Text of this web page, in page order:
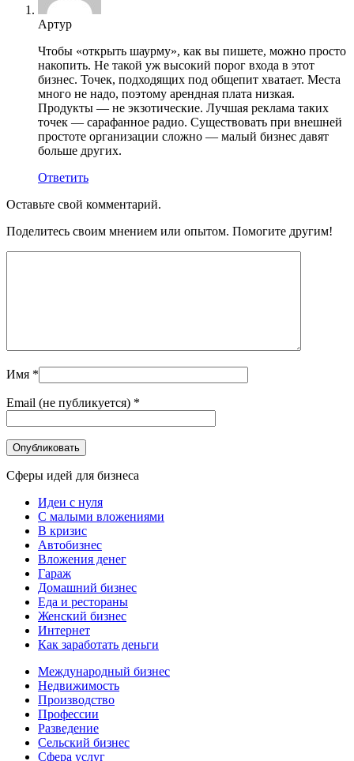
Артур
Чтобы «открыть шаурму», как вы пишете, можно просто
накопить. Не такой уж высокий порог входа в этот
бизнес. Точек, подходящих под общепит хватает. Места
много не надо, поэтому арендная плата низкая.
Продукты — не экзотические. Лучшая реклама таких
точек — сарафанное радио. Существовать при внешней
простоте организации сложно — малый бизнес давят
больше других.
Ответить
Оставьте свой комментарий.
Поделитесь своим мнением или опытом. Помогите другим!
Имя *
Email (не публикуется) *
Сферы идей для бизнеса
Идеи с нуля
С малыми вложениями
В кризис
Автобизнес
Вложения денег
Гараж
Домашний бизнес
Еда и рестораны
Женский бизнес
Интернет
Как заработать деньги
Международный бизнес
Недвижимость
Производство
Профессии
Разведение
Сельский бизнес
Сфера услуг